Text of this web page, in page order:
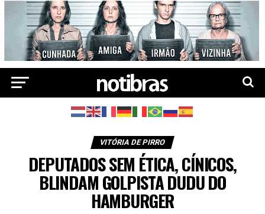
VITÓRIA DE PIRRO
DEPUTADOS SEM ÉTICA, CÍNICOS,
BLINDAM GOLPISTA DUDU DO
HAMBURGER